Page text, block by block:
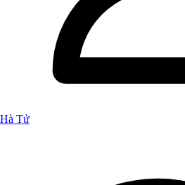
Hà Tử